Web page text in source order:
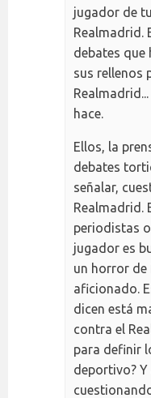
jugador de
Realmadrid.
debates que
sus rellenos
hace.
Ellos, la
debates
señalar,
Realmadrid.
periodistas
jugador es
un horror de
aficionado.
dicen está
contra el
para definir
deportivo?